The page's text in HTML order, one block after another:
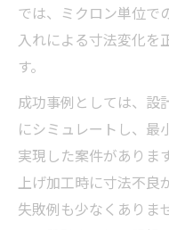
では、ミクロン単位で
入れによる寸法変化を
す。
成功事例としては、設
にシミュレートし、最
実現した案件がありま
上げ加工時に寸法不
失敗例も少なくありま